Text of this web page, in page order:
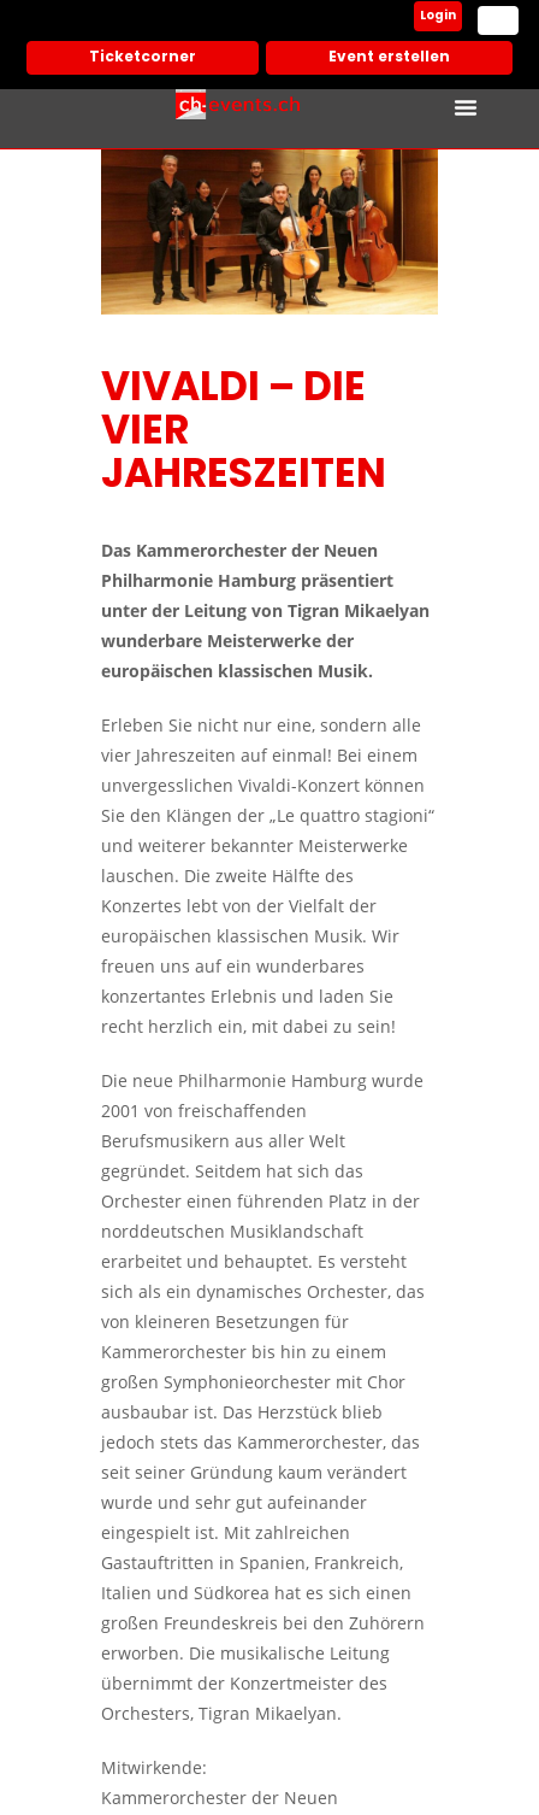
Ticketcorner Event erstellen
Login
VIVALDI – DIE
VIER
JAHRESZEITEN
Das Kammerorchester der Neuen
Philharmonie Hamburg präsentiert
unter der Leitung von Tigran Mikaelyan
wunderbare Meisterwerke der
europäischen klassischen Musik.
Erleben Sie nicht nur eine, sondern alle
vier Jahreszeiten auf einmal! Bei einem
unvergesslichen Vivaldi-Konzert können
Sie den Klängen der „Le quattro stagioni“
und weiterer bekannter Meisterwerke
lauschen. Die zweite Hälfte des
Konzertes lebt von der Vielfalt der
europäischen klassischen Musik. Wir
freuen uns auf ein wunderbares
konzertantes Erlebnis und laden Sie
recht herzlich ein, mit dabei zu sein!
Die neue Philharmonie Hamburg wurde
2001 von freischaffenden
Berufsmusikern aus aller Welt
gegründet. Seitdem hat sich das
Orchester einen führenden Platz in der
norddeutschen Musiklandschaft
erarbeitet und behauptet. Es versteht
sich als ein dynamisches Orchester, das
von kleineren Besetzungen für
Kammerorchester bis hin zu einem
großen Symphonieorchester mit Chor
ausbaubar ist. Das Herzstück blieb
jedoch stets das Kammerorchester, das
seit seiner Gründung kaum verändert
wurde und sehr gut aufeinander
eingespielt ist. Mit zahlreichen
Gastauftritten in Spanien, Frankreich,
Italien und Südkorea hat es sich einen
großen Freundeskreis bei den Zuhörern
erworben. Die musikalische Leitung
übernimmt der Konzertmeister des
Orchesters, Tigran Mikaelyan.
Mitwirkende:
Kammerorchester der Neuen